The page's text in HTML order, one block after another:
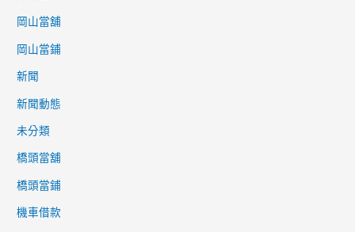
岡山當舖
岡山當鋪
新聞
新聞動態
未分類
橋頭當舖
橋頭當鋪
機車借款